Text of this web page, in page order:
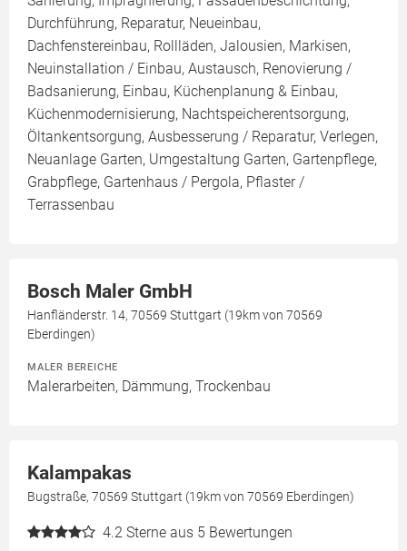
Durchführung, Reparatur, Neueinbau,
Dachfenstereinbau, Rollläden, Jalousien, Markisen,
Neuinstallation / Einbau, Austausch, Renovierung /
Badsanierung, Einbau, Küchenplanung & Einbau,
Küchenmodernisierung, Nachtspeicherentsorgung,
Öltankentsorgung, Ausbesserung / Reparatur, Verlegen,
Neuanlage Garten, Umgestaltung Garten, Gartenpflege,
Grabpflege, Gartenhaus / Pergola, Pflaster /
Terrassenbau
Bosch Maler GmbH
Hanfländerstr. 14, 70569 Stuttgart (19km von 70569
Eberdingen)
MALER BEREICHE
Malerarbeiten, Dämmung, Trockenbau
Kalampakas
Bugstraße, 70569 Stuttgart (19km von 70569 Eberdingen)
4.2 Sterne aus 5 Bewertungen